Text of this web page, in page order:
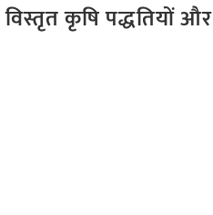
कृषि पद्धतियों और